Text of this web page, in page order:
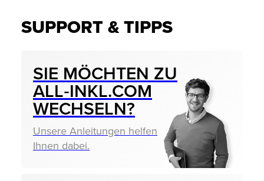
SUPPORT & TIPPS
SIE MÖCHTEN ZU
ALL‑INKL.COM
WECHSELN?
Unsere Anleitungen helfen
Ihnen dabei.